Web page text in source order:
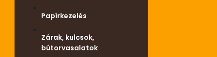
Papírkezelés
Zárak, kulcsok,
bútorvasalatok